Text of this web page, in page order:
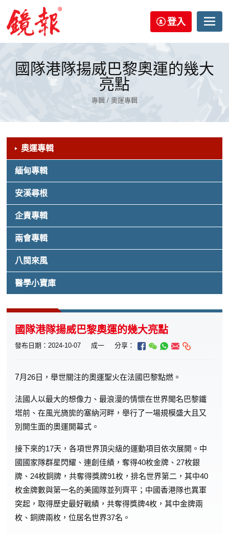
登入
國隊港隊揚威巴黎奧運的幾大
亮點
專輯 / 奧運專輯
奧運專輯
緬甸專輯
安溪尋根
企責專輯
兩會專輯
八閩來風
醫學小寶庫
國隊港隊揚威巴黎奧運的幾大亮點
發布日期：2024-10-07 成一 分享：
7月26日，舉世關注的奧運聖火在法國巴黎點燃。
法國人以最大的想像力、最浪漫的情懷在世界聞名巴黎鐵
塔前、在風光旖旎的塞納河畔，舉行了一場規模盛大且又
別開生面的奧運開幕式。
接下來的17天，各項世界頂尖級的運動項目依次展開。中
國國家隊群星閃耀、連創佳績，奪得40枚金牌、27枚銀
牌、24枚銅牌，共奪得獎牌91枚，排名世界第二，其中40
枚金牌數與第一名的美國隊並列齊平；中國香港隊也異軍
突起，取得歷史最好戰績，共奪得獎牌4枚，其中金牌兩
枚、銅牌兩枚，位居名世界37名。